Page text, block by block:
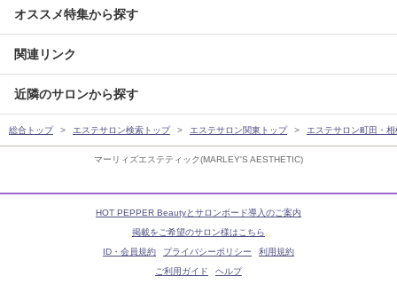
マーリィズエステティック(MARLEY'S AESTHETIC)
オススメ特集から探す
関連リンク
近隣のサロンから探す
総合トップ エステサロン検索トップ エステサロン関東トップ エステサロン町田・
HOT PEPPER Beautyとサロンボード導入のご案内
掲載をご希望のサロン様はこちら
ID・会員規約
プライバシーポリシー
利用規約
ご利用ガイド
ヘルプ